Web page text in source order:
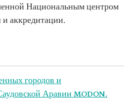
Национальным центром
и аккредитации.
городов и
Аравии MODON.